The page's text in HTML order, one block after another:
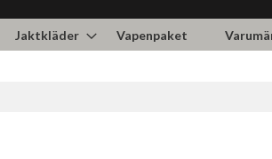
Jaktkläder Vapenpaket